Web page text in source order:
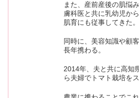
また、産前産後の肌悩
膚科医と共に乳幼児か
肌育にも従事してきた。
同時に、美容知識や顧
長年携わる。
2014年、夫と共に高知
ら夫婦でトマト栽培をス